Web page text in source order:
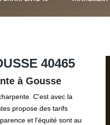
40465
à Gousse
C'est avec la
propose des tarifs
et l'équité sont au